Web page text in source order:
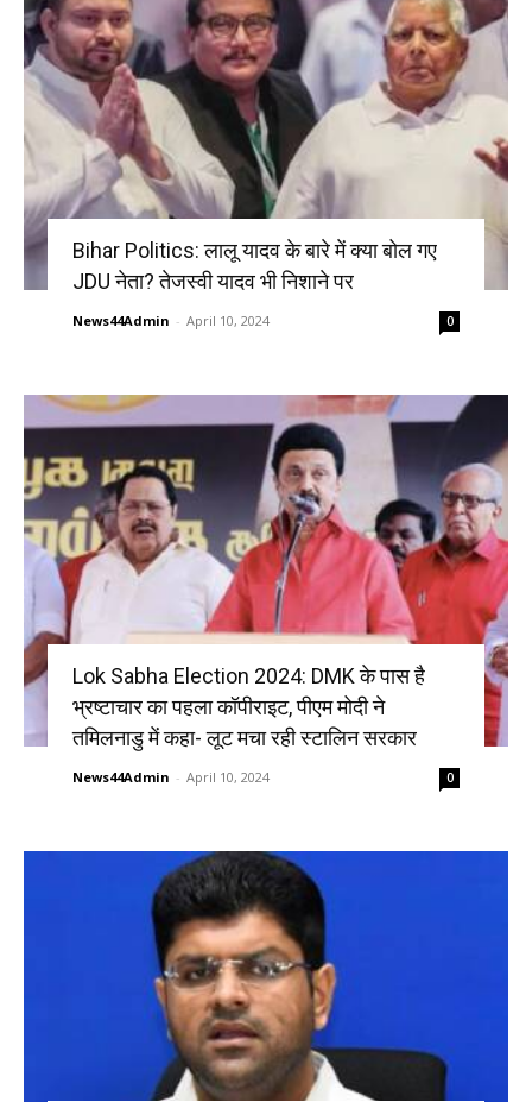
Bihar Politics: लालू यादव के बारे में क्या बोल गए
JDU नेता? तेजस्वी यादव भी निशाने पर
News44Admin - April 10, 2024 0
Lok Sabha Election 2024: DMK के पास है
भ्रष्टाचार का पहला कॉपीराइट, पीएम मोदी ने
तमिलनाडु में कहा- लूट मचा रही स्टालिन सरकार
News44Admin - April 10, 2024 0